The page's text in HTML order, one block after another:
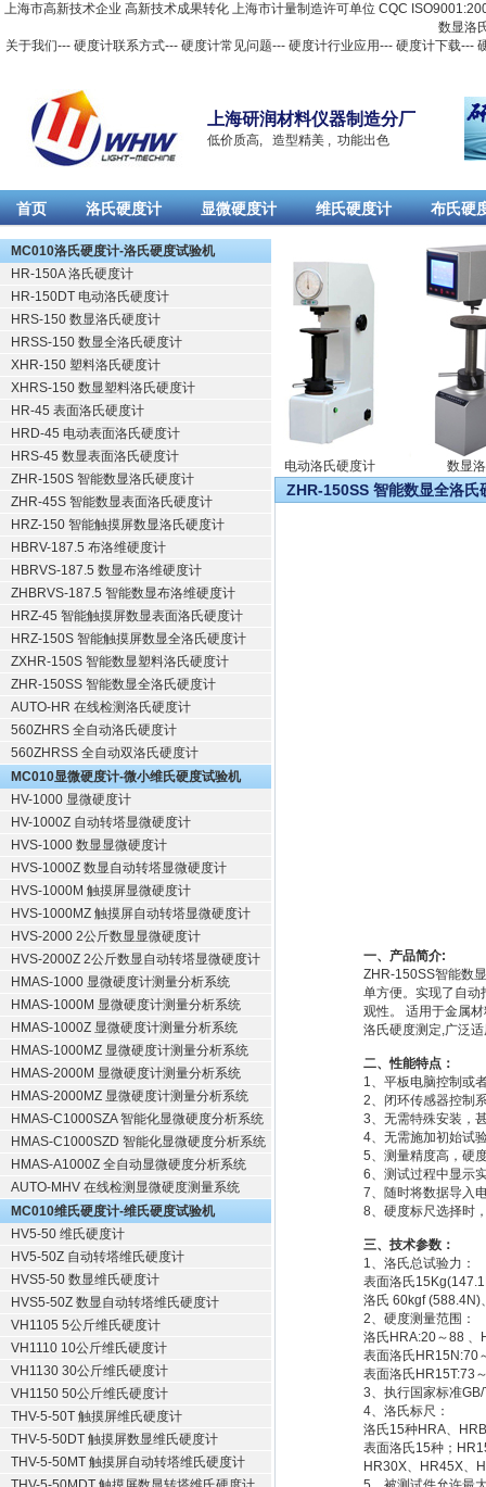
上海市高新技术企业 高新技术成果转化 上海市计量制造许可单位 CQC
数显洛
关于我们---硬度计联系方式---硬度计常见问题---硬度计行业应用---硬度计下载---
上海研润材料仪器制造分厂
低价质高, 造型精美 , 功能出色
首页 洛氏硬度计 显微硬度计 维氏硬度计
布氏硬
Русский
MC010洛氏硬度计-洛氏硬度试验机
HR-150A 洛氏硬度计
HR-150DT 电动洛氏硬度计
HRS-150 数显洛氏硬度计
HRSS-150 数显全洛氏硬度计
XHR-150 塑料洛氏硬度计
XHRS-150 数显塑料洛氏硬度计
HR-45 表面洛氏硬度计
HRD-45 电动表面洛氏硬度计
HRS-45 数显表面洛氏硬度计
ZHR-150S 智能数显洛氏硬度计
ZHR-45S 智能数显表面洛氏硬度计
HRZ-150 智能触摸屏数显洛氏硬度计
HBRV-187.5 布洛维硬度计
HBRVS-187.5 数显布洛维硬度计
ZHBRVS-187.5 智能数显布洛维硬度计
HRZ-45 智能触摸屏数显表面洛氏硬度计
HRZ-150S 智能触摸屏数显全洛氏硬度计
ZXHR-150S 智能数显塑料洛氏硬度计
ZHR-150SS 智能数显全洛氏硬度计
AUTO-HR 在线检测洛氏硬度计
560ZHRS 全自动洛氏硬度计
560ZHRSS 全自动双洛氏硬度计
MC010显微硬度计-微小维氏硬度试验机
HV-1000 显微硬度计
HV-1000Z 自动转塔显微硬度计
HVS-1000 数显显微硬度计
HVS-1000Z 数显自动转塔显微硬度计
HVS-1000M 触摸屏显微硬度计
HVS-1000MZ 触摸屏自动转塔显微硬度计
HVS-2000 2公斤数显显微硬度计
HVS-2000Z 2公斤数显自动转塔显微硬度计
HMAS-1000 显微硬度计测量分析系统
HMAS-1000M 显微硬度计测量分析系统
HMAS-1000Z 显微硬度计测量分析系统
HMAS-1000MZ 显微硬度计测量分析系统
HMAS-2000M 显微硬度计测量分析系统
HMAS-2000MZ 显微硬度计测量分析系统
HMAS-C1000SZA 智能化显微硬度分析系统
HMAS-C1000SZD 智能化显微硬度分析系统
HMAS-A1000Z 全自动显微硬度分析系统
AUTO-MHV 在线检测显微硬度测量系统
MC010维氏硬度计-维氏硬度试验机
HV5-50 维氏硬度计
HV5-50Z 自动转塔维氏硬度计
HVS5-50 数显维氏硬度计
HVS5-50Z 数显自动转塔维氏硬度计
VH1105 5公斤维氏硬度计
VH1110 10公斤维氏硬度计
VH1130 30公斤维氏硬度计
VH1150 50公斤维氏硬度计
THV-5-50T 触摸屏维氏硬度计
THV-5-50DT 触摸屏数显维氏硬度计
THV-5-50MT 触摸屏自动转塔维氏硬度计
洛氏硬度计 电动洛氏硬度计 数显洛
ZHR-150SS 智能数显全洛氏
一、产品简介:
ZHR-150SS智能数
单方便。实现了自动
观性。 适用于金属
洛氏硬度测定,广泛
二、性能特点：
1、平板电脑控制或
2、闭环传感器控制
3、无需特殊安装，
4、无需施加初始试
5、测量精度高，硬
6、测试过程中显示
7、随时将数据导入
8、硬度标尺选择时
三、技术参数：
1、洛氏总试验力：
表面洛氏
洛氏 60kgf
2、硬度测量范围：
洛氏HRA:20～88
表面洛氏HR15N:70
表面洛氏HR15T:73
3、执行国家标准
4、洛氏标尺：
洛氏15种HRA、
表面洛氏15种；
HR30X、HR45X、